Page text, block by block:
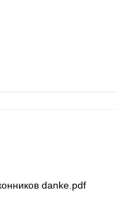
danke.pdf